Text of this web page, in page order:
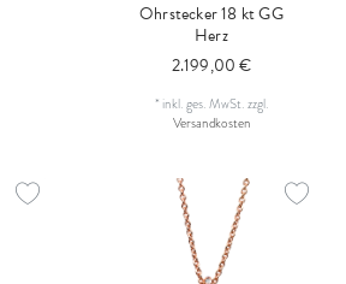
Ohrstecker 18 kt GG
Herz
2.199,00 €
* inkl. ges. MwSt.zzgl.
Versandkosten